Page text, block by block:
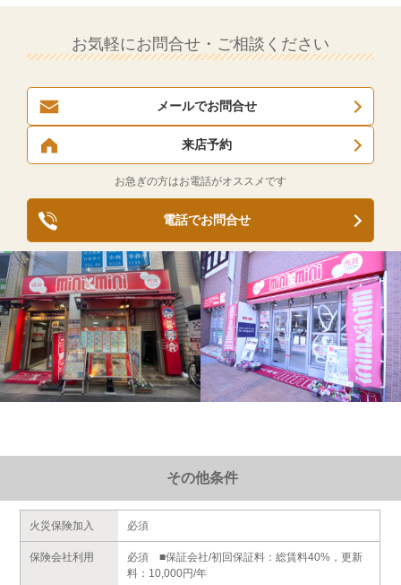
お気軽にお問合せ・ご相談ください
メールでお問合せ
来店予約
お急ぎの方はお電話がオススメです
電話でお問合せ
その他条件
火災保険加入 必須
保険会社利用
必須 ■保証会社/初回保証料：総賃料40%，更新
料：10,000円/年